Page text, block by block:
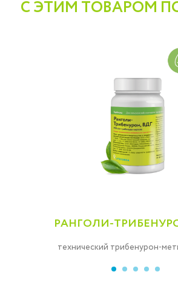
С ЭТИМ ТОВАРОМ
РАНГОЛИ-
технический трибенурон-